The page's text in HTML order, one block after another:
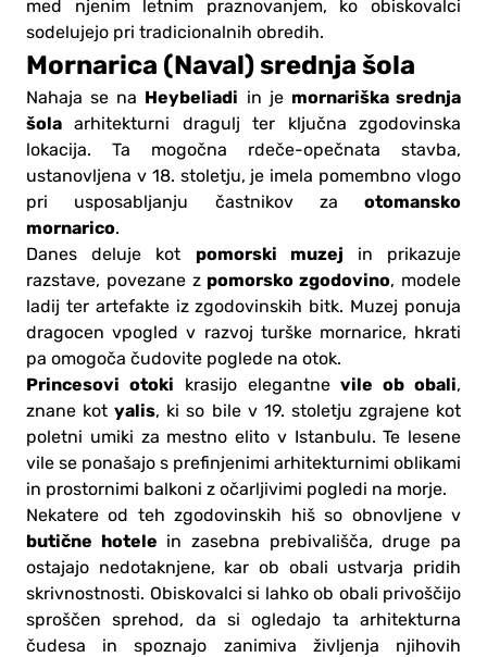
med njenim letnim praznovanjem, ko obiskovalci
sodelujejo pri tradicionalnih obredih.
Mornarica (Naval) srednja šola
Nahaja se na Heybeliadi in je mornariška srednja
šola arhitekturni dragulj ter ključna zgodovinska
lokacija. Ta mogočna rdeče-opečnata stavba,
ustanovljena v 18. stoletju, je imela pomembno vlogo
pri usposabljanju častnikov za otomansko
mornarico.
Danes deluje kot pomorski muzej in prikazuje
razstave, povezane z pomorsko zgodovino, modele
ladij ter artefakte iz zgodovinskih bitk. Muzej ponuja
dragocen vpogled v razvoj turške mornarice, hkrati
pa omogoča čudovite poglede na otok.
Princesovi otoki krasijo elegantnevile ob obali,
znane kotyalis, ki so bile v 19. stoletju zgrajene kot
poletni umiki za mestno elito v Istanbulu. Te lesene
vile se ponašajo s prefinjenimi arhitekturnimi oblikami
in prostornimi balkoni z očarljivimi pogledi na morje.
Nekatere od teh zgodovinskih hiš so obnovljene v
butične hotele in zasebna prebivališča, druge pa
ostajajo nedotaknjene, kar ob obali ustvarja pridih
skrivnostnosti. Obiskovalci si lahko ob obali privoščijo
sproščen sprehod, da si ogledajo ta arhitekturna
čudesa in spoznajo zanimiva življenja njihovih